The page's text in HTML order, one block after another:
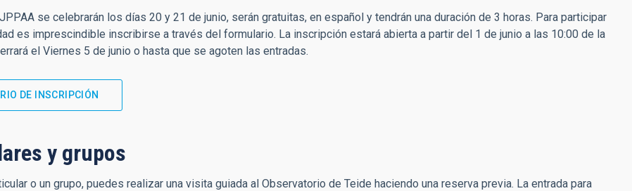
se celebrarán los días 20 y 21 de junio, serán gratuitas, en español y tendrán una duración de 3 horas. Para participar
es imprescindible inscribirse a través del formulario. La inscripción estará abierta a partir del 1 de junio a las 10:00 de la
el Viernes 5 de junio o hasta que se agoten las entradas.
DE INSCRIPCIÓN
y grupos
o un grupo, puedes realizar una visita guiada al Observatorio de Teide haciendo una reserva previa. La entrada para